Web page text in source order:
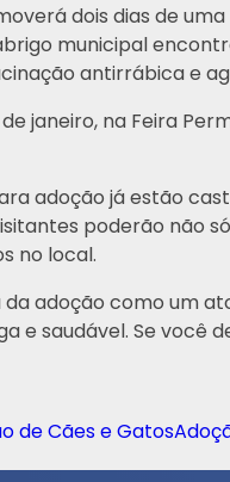
dois dias de
municipal
antirrábica e
janeiro, na Feira
adoção já estão
poderão não
no local.
adoção como um
e saudável. Se
de Cães e Gatos